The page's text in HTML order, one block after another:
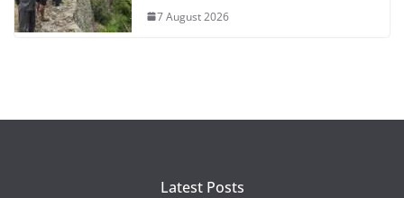
7 August 2026
Latest Posts